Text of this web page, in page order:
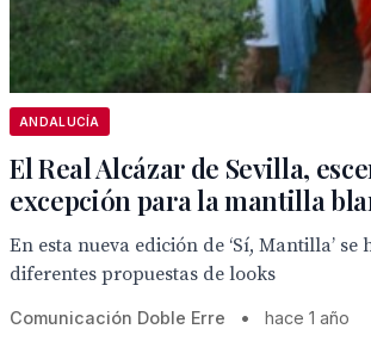
ANDALUCÍA
El Real Alcázar de Sevilla,
excepción para la mantilla
En esta nueva edición de ‘Sí, Mantilla’
diferentes propuestas de looks
Comunicación Doble Erre • hace 1 año